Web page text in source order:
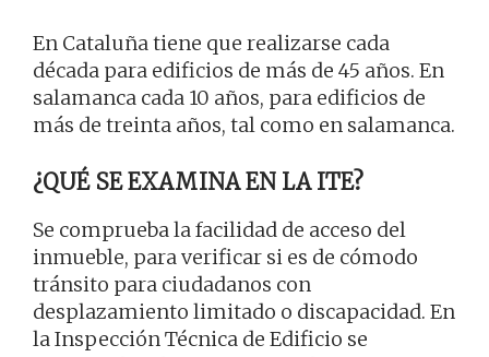
En Cataluña tiene que realizarse cada
década para edificios de más de 45 años. En
salamanca cada 10 años, para edificios de
más de treinta años, tal como en salamanca.
¿QUÉ SE EXAMINA EN LA ITE?
Se comprueba la facilidad de acceso del
inmueble, para verificar si es de cómodo
tránsito para ciudadanos con
desplazamiento limitado o discapacidad. En
la Inspección Técnica de Edificio se